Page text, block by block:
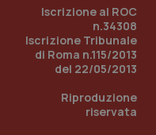
Iscrizione al ROC
n.34308
Iscrizione Tribunale
di Roma n.115/2013
del 22/05/2013
Riproduzione
riservata